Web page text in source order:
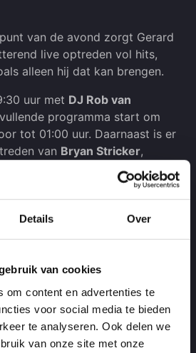
Details Over
van cookies
om content en advertenties te
voor social media te bieden
te analyseren. Ook delen we
van onze site met onze
van de avond zorgt Gerard
live optreden vol hits,
alleen hij dat kan brengen.
uur met DJ Rob van
programma start om
tot 01:00 uur. Daarnaast is er
van Bryan Stricker,
feestcafés en
als “Samen Met Jou” en “Thuis”.
je niet wilt missen.
om snel je drankje te
genieten van een topavond.
je ticket vooraf is
kan het netwerk traag